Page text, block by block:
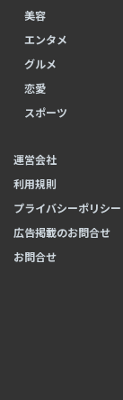
美容
エンタメ
グルメ
恋愛
スポーツ
運営会社
利用規則
プライバシーポリシー
広告掲載のお問合せ
お問合せ